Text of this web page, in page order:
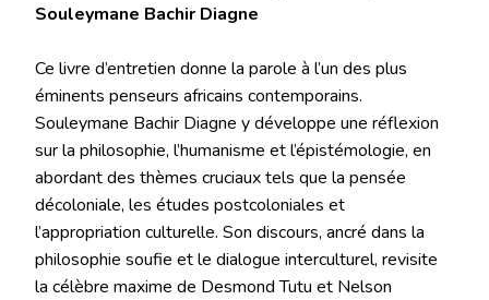
Souleymane Bachir Diagne
Ce livre d’entretien donne la parole à l’un des plus
éminents penseurs africains contemporains.
Souleymane Bachir Diagne y développe une réflexion
sur la philosophie, l’humanisme et l’épistémologie, en
abordant des thèmes cruciaux tels que la pensée
décoloniale, les études postcoloniales et
l’appropriation culturelle. Son discours, ancré dans la
philosophie soufie et le dialogue interculturel, revisite
la célèbre maxime de Desmond Tutu et Nelson